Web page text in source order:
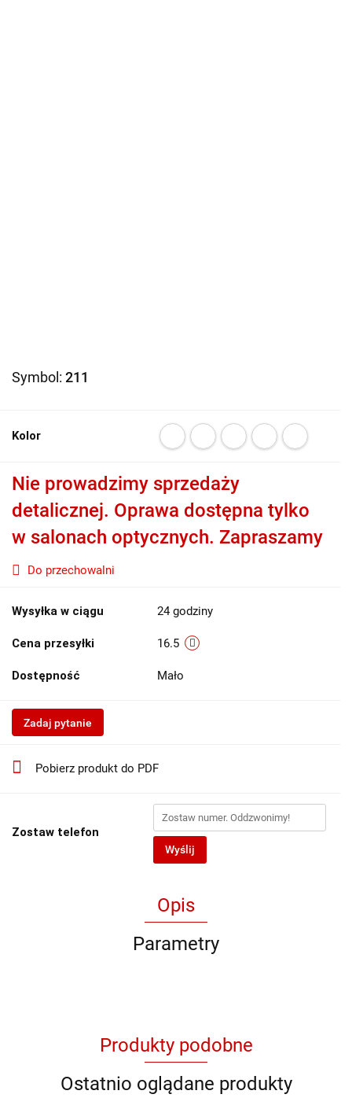
Symbol: 211
Kolor
Nie prowadzimy sprzedaży
detalicznej. Oprawa dostępna tylko
w salonach optycznych. Zapraszamy
Do przechowalni
Wysyłka w ciągu 24 godziny
Cena przesyłki 16.5
Dostępność Mało
Zadaj pytanie
Pobierz produkt do PDF
Zostaw telefon
Wyślij
Opis
Parametry
Produkty podobne
Ostatnio oglądane produkty